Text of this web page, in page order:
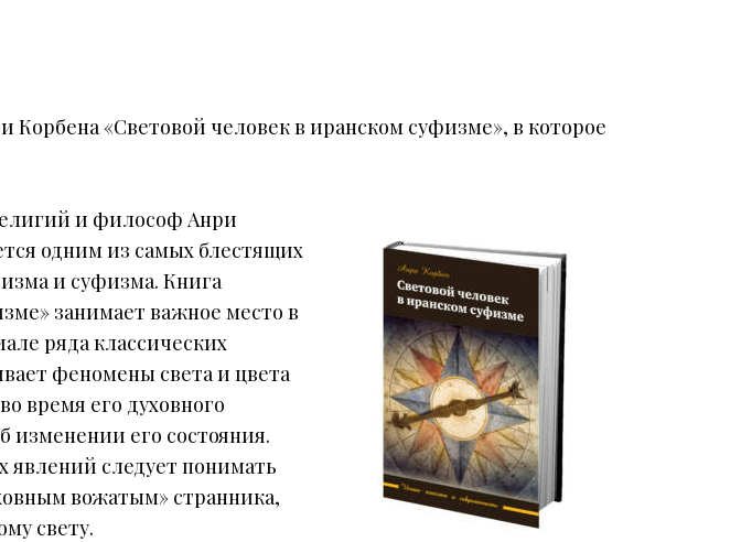
«Световой человек в иранском суфизме», в которое
и философ Анри
одним из самых блестящих
и суфизма. Книга
занимает важное место в
ряда классических
феномены света и цвета
время его духовного
изменении его состояния.
явлений следует понимать
вожатым» странника,
свету.